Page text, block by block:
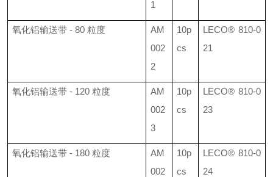
1
氧化铝输送带 - 80 粒度
AM
002
2
10p
cs
LECO® 810-0
21
氧化铝输送带 - 120 粒度
AM
002
3
10p
cs
LECO® 810-0
23
氧化铝输送带 - 180 粒度
AM
002
10p
cs
LECO® 810-0
24